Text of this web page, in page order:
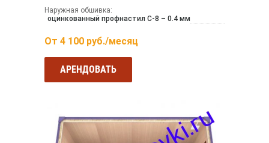
Наружная обшивка:
оцинкованный профнастил С-8 – 0.4 мм
От 4 100 руб./месяц
АРЕНДОВАТЬ